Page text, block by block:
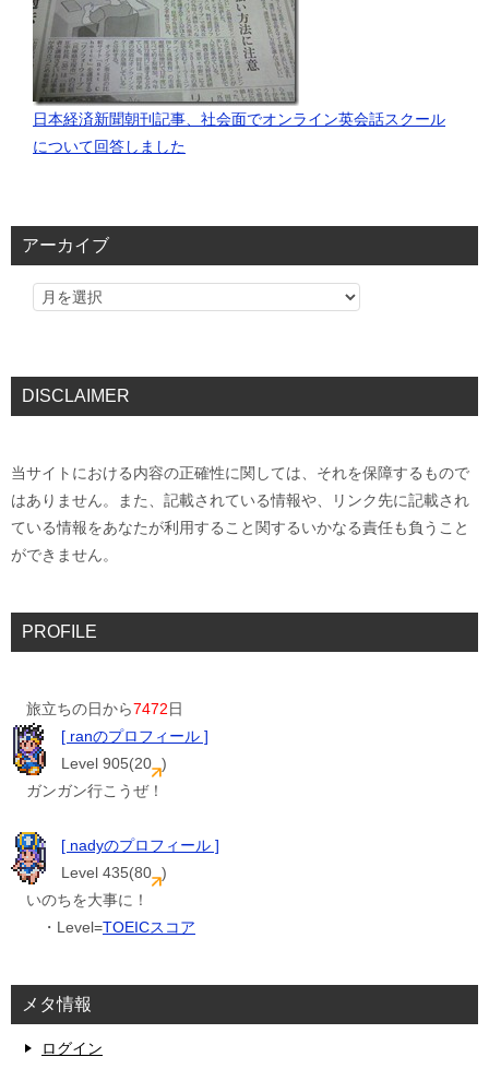
日本経済新聞朝刊記事、社会面でオンライン英会話スクール
について回答しました
アーカイブ
DISCLAIMER
当サイトにおける内容の正確性に関しては、それを保障するもので
はありません。また、記載されている情報や、リンク先に記載され
ている情報をあなたが利用すること関するいかなる責任も負うこと
ができません。
PROFILE
旅立ちの日から7472日
[ ranのプロフィール ]
Level 905(20 )
ガンガン行こうぜ！
[ nadyのプロフィール ]
Level 435(80 )
いのちを大事に！
・Level=TOEICスコア
メタ情報
ログイン